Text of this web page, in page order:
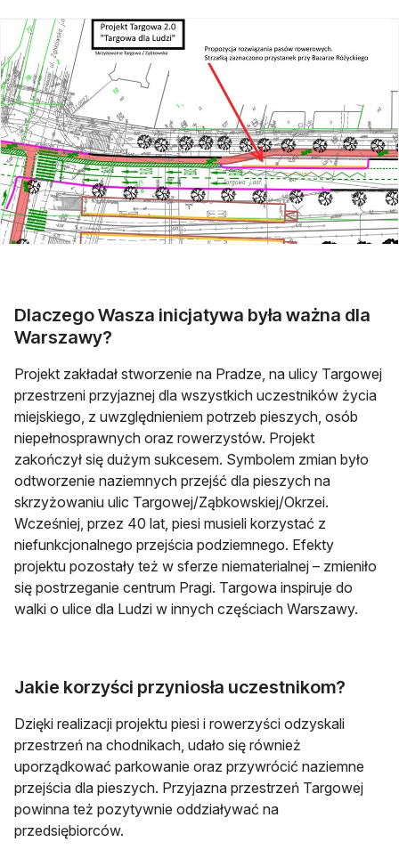
Dlaczego Wasza inicjatywa była ważna dla
Warszawy?
Projekt zakładał stworzenie na Pradze, na ulicy Targowej
przestrzeni przyjaznej dla wszystkich uczestników życia
miejskiego, z uwzględnieniem potrzeb pieszych, osób
niepełnosprawnych oraz rowerzystów. Projekt
zakończył się dużym sukcesem. Symbolem zmian było
odtworzenie naziemnych przejść dla pieszych na
skrzyżowaniu ulic Targowej/Ząbkowskiej/Okrzei.
Wcześniej, przez 40 lat, piesi musieli korzystać z
niefunkcjonalnego przejścia podziemnego. Efekty
projektu pozostały też w sferze niematerialnej – zmieniło
się postrzeganie centrum Pragi. Targowa inspiruje do
walki o ulice dla Ludzi w innych częściach Warszawy.
Jakie korzyści przyniosła uczestnikom?
Dzięki realizacji projektu piesi i rowerzyści odzyskali
przestrzeń na chodnikach, udało się również
uporządkować parkowanie oraz przywrócić naziemne
przejścia dla pieszych. Przyjazna przestrzeń Targowej
powinna też pozytywnie oddziaływać na
przedsiębiorców.